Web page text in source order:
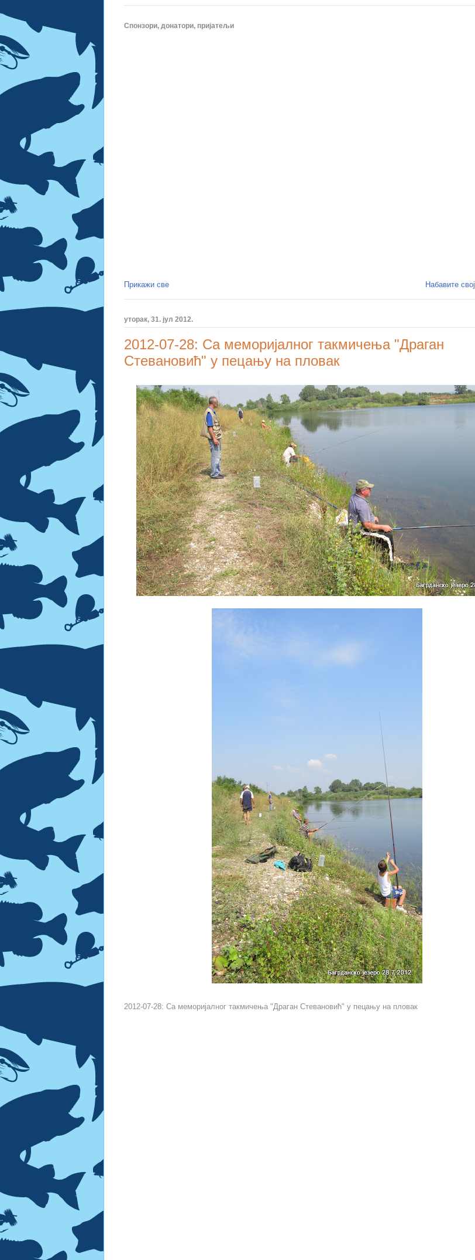
Спонзори, донатори, пријатељи
Прикажи све Набавите свој
уторак, 31. јул 2012.
2012-07-28: Са меморијалног такмичења "Драган
Стевановић" у пецању на пловак
2012-07-28: Са меморијалног такмичења "Драган Стевановић" у пецању на пловак